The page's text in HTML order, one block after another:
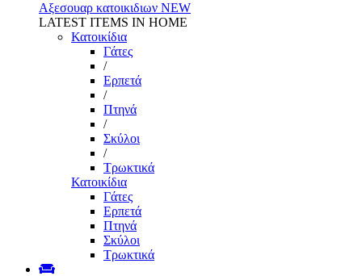
Αξεσουαρ κατοικιδιων NEW
LATEST ITEMS IN HOME
Κατοικίδια
Γάτες
/
Ερπετά
/
Πτηνά
/
Σκύλοι
/
Τρωκτικά
Κατοικίδια
Γάτες
Ερπετά
Πτηνά
Σκύλοι
Τρωκτικά